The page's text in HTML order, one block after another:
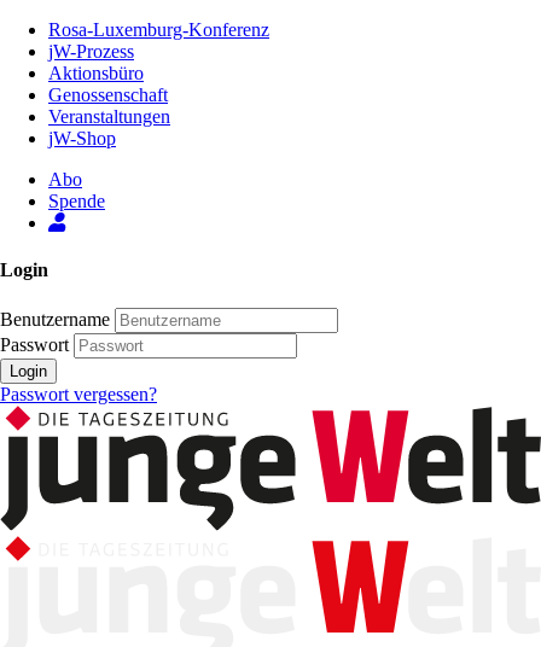
Inhalt
Seite
Rosa-Luxemburg-Konferenz
jW-Prozess
Aktionsbüro
Genossenschaft
Veranstaltungen
jW-Shop
Abo
Spende
Login
Benutzername
Passwort
Login
Passwort vergessen?